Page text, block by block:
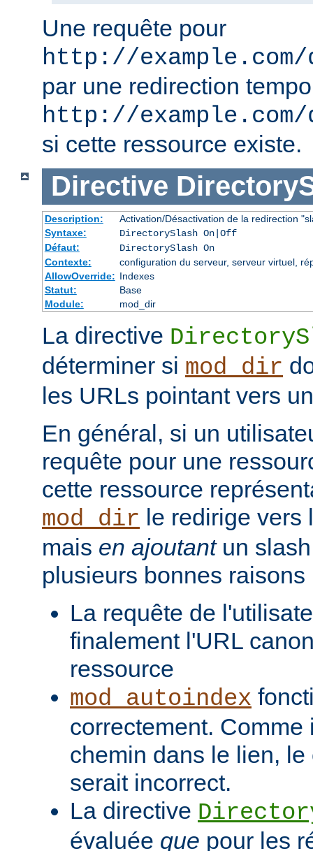
Une requête pour
http://example.com/
par une redirection
http://
si cette ressource existe.
Directive
Description:
Activation/Désactivation de la redirection
Syntaxe:
DirectorySlash On|Off
Défaut:
DirectorySlash On
Contexte:
configuration du serveur, serveur virtuel,
AllowOverride: Indexes
Statut:
Base
Module:
mod_dir
La directive
déterminer si mod_dir
les URLs pointant vers
En général, si un
requête pour une
cette ressource
mod_dir le redirige vers
mais en ajoutantun slash
plusieurs bonnes raisons
La requête de
finalement l'URL
ressource
mod_autoindex
correctement.
chemin dans le lien,
serait incorrect.
La directive
évaluée que pour les